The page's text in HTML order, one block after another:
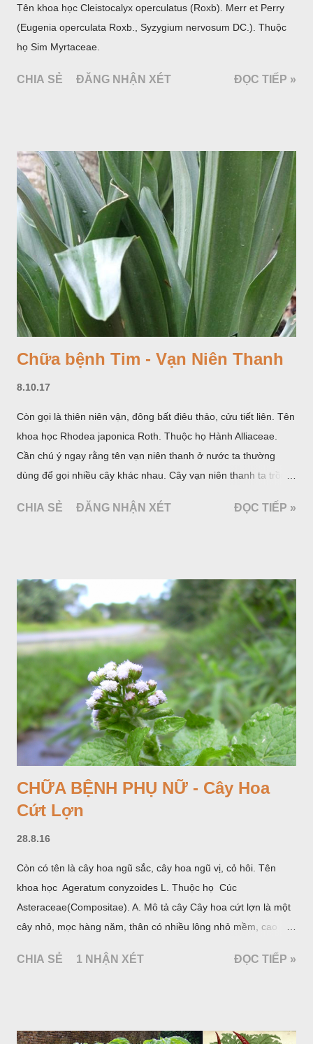
Tên khoa học Cleistocalyx operculatus (Roxb). Merr et Perry
(Eugenia operculata Roxb., Syzygium nervosum DC.). Thuộc
họ Sim Myrtaceae.
CHIA SẺ ĐĂNG NHẬN XÉT ĐỌC TIẾP »
Chữa bệnh Tim - Vạn Niên Thanh
8.10.17
Còn gọi là thiên niên vận, đông bất điêu thảo, cửu tiết liên. Tên
khoa học Rhodea japonica Roth. Thuộc họ Hành Alliaceae.
Cần chú ý ngay rằng tên vạn niên thanh ở nước ta thường
dùng để gọi nhiều cây khác nhau. Cây vạn niên thanh ta trồng
Araceae. Còn cây vạn niên thanh giới thiệu ở đây thuộc họ
CHIA SẺ ĐĂNG NHẬN XÉT ĐỌC TIẾP »
CHỮA BỆNH PHỤ NỮ - Cây Hoa
Cứt Lợn
28.8.16
Còn có tên là cây hoa ngũ sắc, cây hoa ngũ vị, cỏ hôi. Tên
khoa học Ageratum conyzoides L. Thuộc họ Cúc
Asteraceae(Compositae). A. Mô tả cây Cây hoa cứt lợn là một
cây nhỏ, mọc hàng năm, thân có nhiều lông nhỏ mềm, cao
đối hình trứng hay 3 cạnh, dài 2-6cm, rộng 1-3cm, mép có
CHIA SẺ 1 NHẬN XÉT ĐỌC TIẾP »